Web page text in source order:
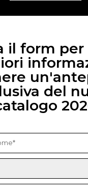
il form per
del